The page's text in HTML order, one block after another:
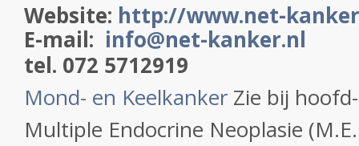
Website: http://www.net-
E-mail: info@net-kanker.nl
tel. 072 5712919
Mond- en Keelkanker Zie bij
Multiple Endocrine Neoplasie